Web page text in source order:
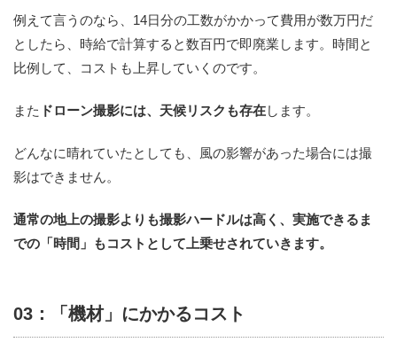
例えて言うのなら、14日分の工数がかかって費用が数万円だ
としたら、時給で計算すると数百円で即廃業します。時間と
比例して、コストも上昇していくのです。
また ドローン撮影には、天候リスクも存在します。
どんなに晴れていたとしても、風の影響があった場合には撮
影はできません。
通常の地上の撮影よりも撮影ハードルは高く、実施できるま
での「時間」もコストとして上乗せされていきます。
03：「機材」にかかるコスト